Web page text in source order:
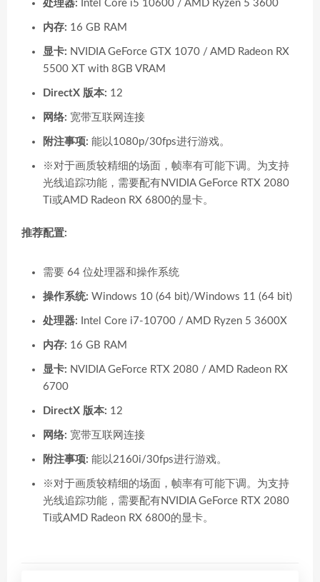
处理器: Intel Core i5 10600 / AMD Ryzen 5 3600
内存: 16 GB RAM
显卡: NVIDIA GeForce GTX 1070 / AMD Radeon RX
5500 XT with 8GB VRAM
DirectX 版本: 12
网络: 宽带互联网连接
附注事项: 能以1080p/30fps进行游戏。
※对于画质较精细的场面，帧率有可能下调。为支持
光线追踪功能，需要配有NVIDIA GeForce RTX 2080
Ti或AMD Radeon RX 6800的显卡。
推荐配置:
需要 64 位处理器和操作系统
操作系统: Windows 10 (64 bit)/Windows 11 (64 bit)
处理器: Intel Core i7-10700 / AMD Ryzen 5 3600X
内存: 16 GB RAM
显卡: NVIDIA GeForce RTX 2080 / AMD Radeon RX
6700
DirectX 版本: 12
网络: 宽带互联网连接
附注事项: 能以2160i/30fps进行游戏。
※对于画质较精细的场面，帧率有可能下调。为支持
光线追踪功能，需要配有NVIDIA GeForce RTX 2080
Ti或AMD Radeon RX 6800的显卡。